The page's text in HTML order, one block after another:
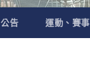
告 運動、賽事